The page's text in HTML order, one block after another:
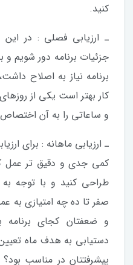
کنید.
ـ ارزیابی فصلی : در این
جزئیات برنامه دور شویم
برنامه نیاز به اصلاح
کار بهتر است یکی از
و ساعاتی را به آن
ـ ارزیابی ماهانه : برای
کمی جدی و دقیق تر عمل
طراحی کنید و با توجه
صفر تا ده چه امتیازی به
و ضعفتان کجای برنامه
دستیابی به هدف ماه
پیشرفتتان در مناسب